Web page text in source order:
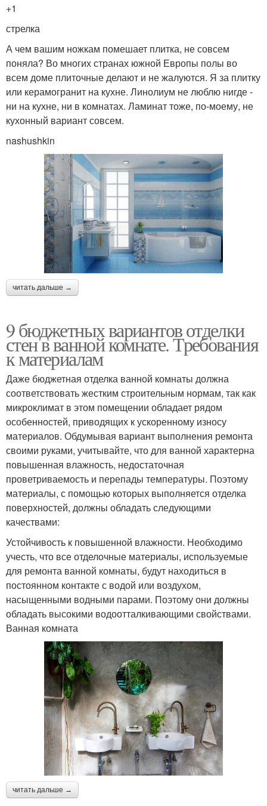
+1
стрелка
А чем вашим ножкам помешает плитка, не совсем
поняла? Во многих странах южной Европы полы во
всем доме плиточные делают и не жалуются. Я за плитку
или керамогранит на кухне. Линолиум не люблю нигде -
ни на кухне, ни в комнатах. Ламинат тоже, по-моему, не
кухонный вариант совсем.
nashushkin
читать дальше →
9 бюджетных вариантов отделки
стен в ванной комнате. Требования
к материалам
Даже бюджетная отделка ванной комнаты должна
соответствовать жестким строительным нормам, так как
микроклимат в этом помещении обладает рядом
особенностей, приводящих к ускоренному износу
материалов. Обдумывая вариант выполнения ремонта
своими руками, учитывайте, что для ванной характерна
повышенная влажность, недостаточная
проветриваемость и перепады температуры. Поэтому
материалы, с помощью которых выполняется отделка
поверхностей, должны обладать следующими
качествами:
Устойчивость к повышенной влажности. Необходимо
учесть, что все отделочные материалы, используемые
для ремонта ванной комнаты, будут находиться в
постоянном контакте с водой или воздухом,
насыщенными водными парами. Поэтому они должны
обладать высокими водоотталкивающими свойствами.
Ванная комната
читать дальше →